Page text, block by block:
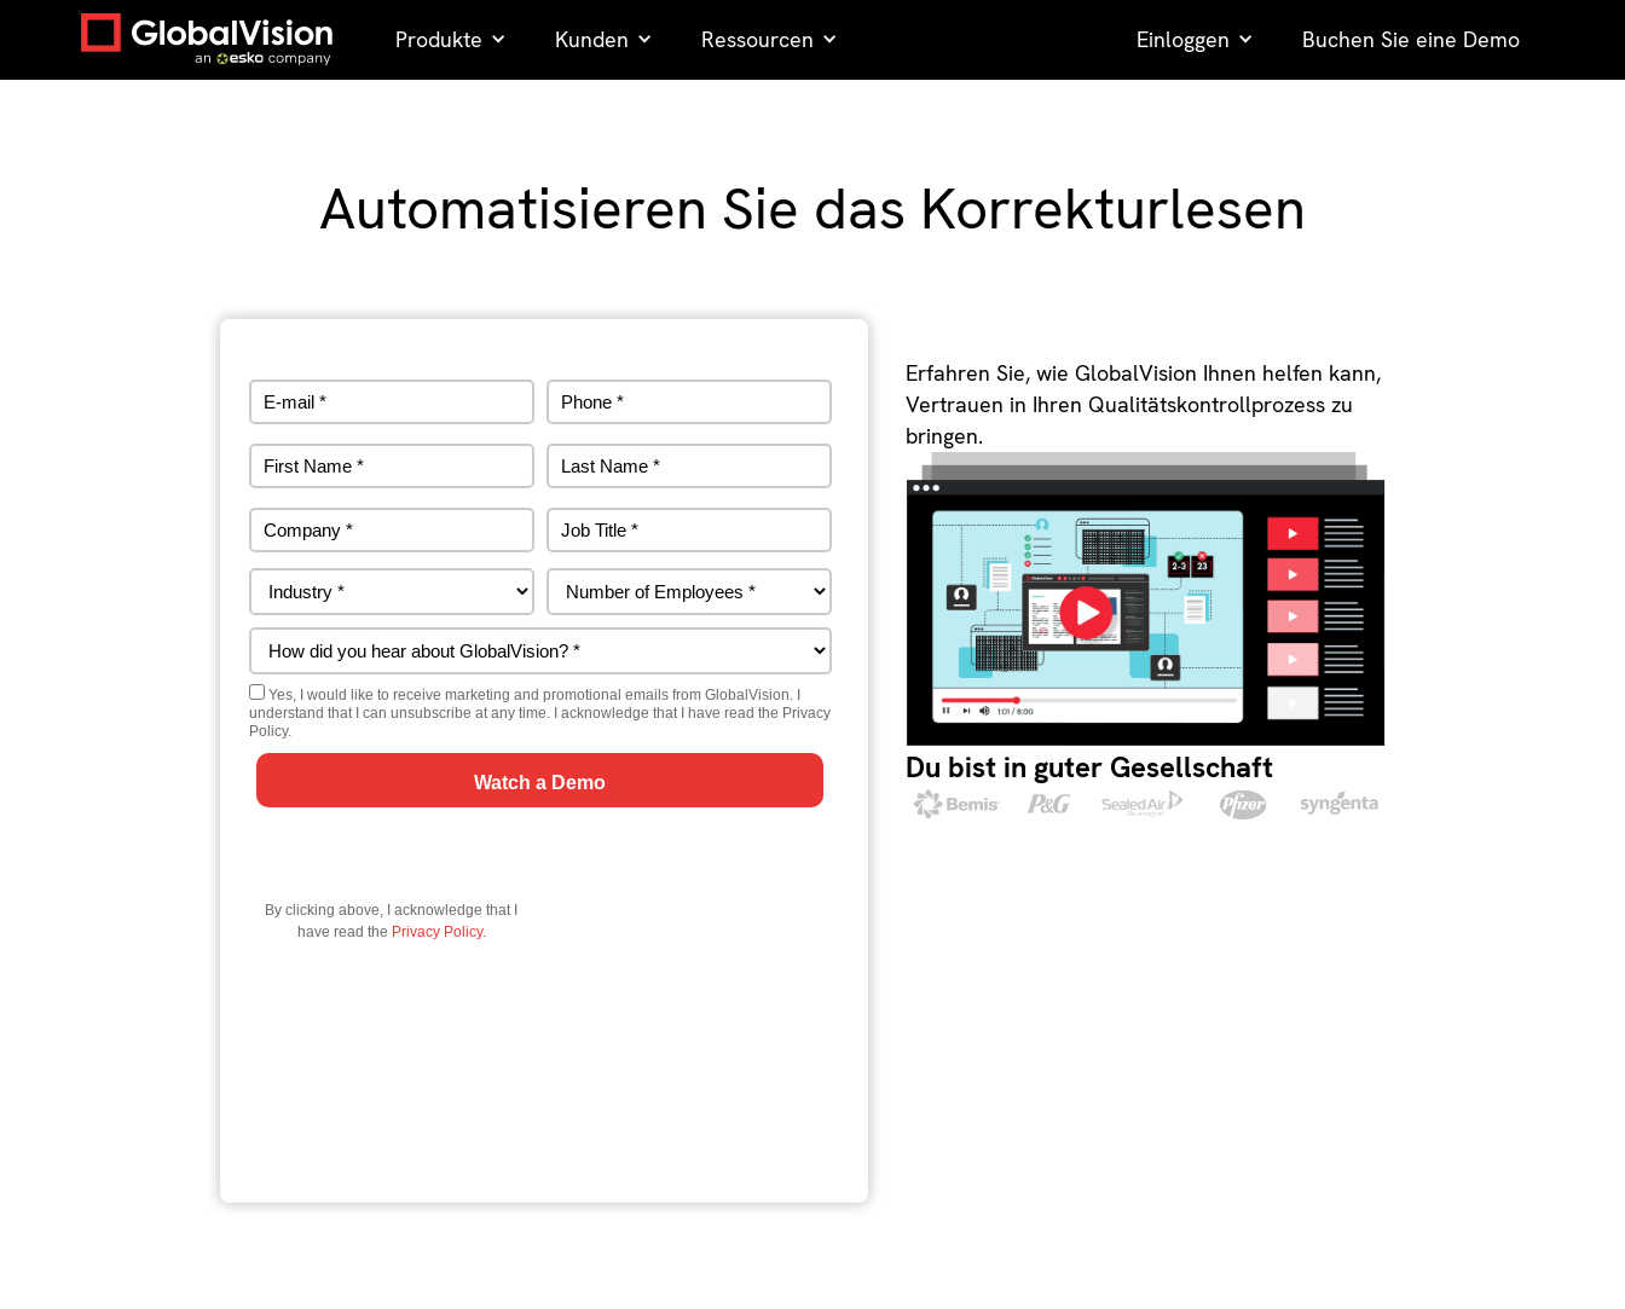
Produkte Kunden Ressourcen Einloggen Buchen Sie eine Demo
Automatisieren Sie das Korrekturlesen
Erfahren Sie, wie GlobalVision Ihnen helfen kann,
Vertrauen in Ihren Qualitätskontrollprozess zu
bringen.
Du bist in guter Gesellschaft